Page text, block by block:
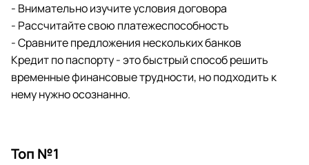
- Внимательно изучите условия договора
- Рассчитайте свою платежеспособность
- Сравните предложения нескольких банков
Кредит по паспорту - это быстрый способ решить
временные финансовые трудности, но подходить к
нему нужно осознанно.
Топ №1